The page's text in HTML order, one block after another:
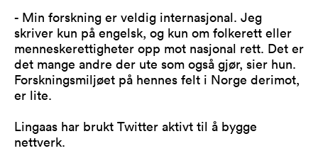
- Min forskning er veldig internasjonal. Jeg
skriver kun på engelsk, og kun om folkerett eller
menneskerettigheter opp mot nasjonal rett. Det er
det mange andre der ute som også gjør, sier hun.
Forskningsmiljøet på hennes felt i Norge derimot,
er lite.
Lingaas har brukt Twitter aktivt til å bygge
nettverk.